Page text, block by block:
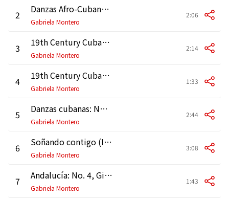
2 Danzas Afro-Cubanas: No. 3, ...Y la negra bailaba !
Gabriela Montero
2:06
3 19th Century Cuban Dances: No. 2, A la antigua
Gabriela Montero
2:14
4 19th Century Cuban Dances: No. 3, Impromptu
Gabriela Montero
1:33
5 Danzas cubanas: No. 4, ¿Porqué te vas?
Gabriela Montero
2:44
6 Soñando contigo (Improvisation)
Gabriela Montero
3:08
7 Andalucía: No. 4, Gitanerías
Gabriela Montero
1:43